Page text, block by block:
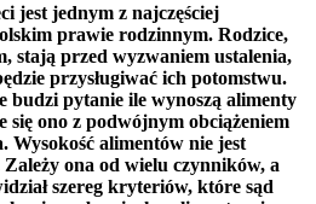
jest jednym z najczęściej
prawie rodzinnym. Rodzice,
stają przed wyzwaniem ustalenia,
przysługiwać ich potomstwu.
budzi pytanie ile wynoszą alimenty
się ono z podwójnym obciążeniem
Wysokość alimentów nie jest
ona od wielu czynników, a
szereg kryteriów, które sąd